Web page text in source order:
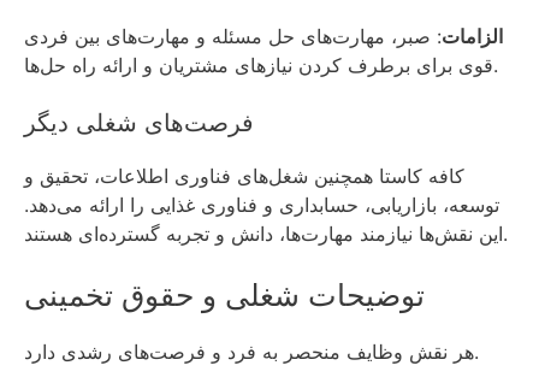
الزامات: صبر، مهارت‌های حل مسئله و مهارت‌های بین فردی
قوی برای برطرف کردن نیازهای مشتریان و ارائه راه حل‌ها.
فرصت‌های شغلی دیگر
کافه کاستا همچنین شغل‌های فناوری اطلاعات، تحقیق و
توسعه، بازاریابی، حسابداری و فناوری غذایی را ارائه می‌دهد.
این نقش‌ها نیازمند مهارت‌ها، دانش و تجربه گسترده‌ای هستند.
توضیحات شغلی و حقوق تخمینی
هر نقش وظایف منحصر به فرد و فرصت‌های رشدی دارد.